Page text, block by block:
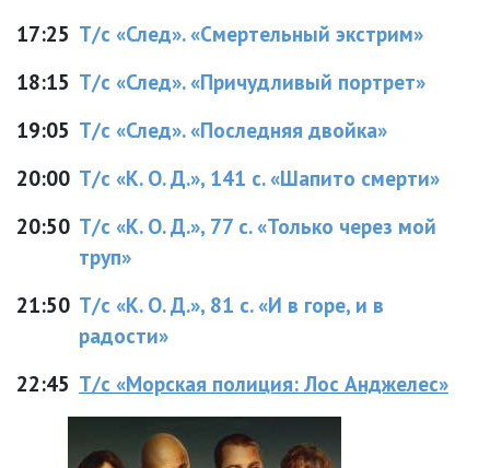
17:25 Т/с «След». «Смертельный экстрим»
18:15 Т/с «След». «Причудливый портрет»
19:05 Т/с «След». «Последняя двойка»
20:00 Т/с «К. О. Д.», 141 с. «Шапито смерти»
20:50 Т/с «К. О. Д.», 77 с. «Только через мой
труп»
21:50 Т/с «К. О. Д.», 81 с. «И в горе, и в
радости»
22:45 Т/с «Морская полиция: Лос Анджелес»